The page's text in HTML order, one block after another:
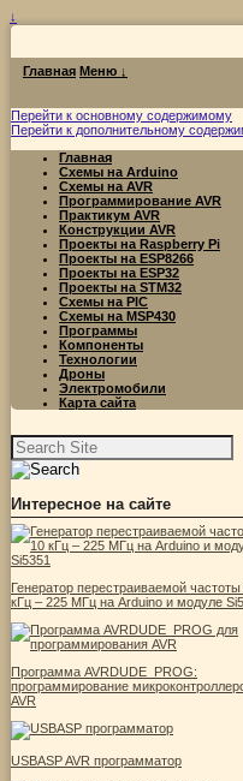
↓
Главная Меню ↓
Перейти к основному содержимому
Перейти к дополнительному
Главная
Схемы на Arduino
Схемы на AVR
Программирование AVR
Практикум AVR
Конструкции AVR
Проекты на Raspberry Pi
Проекты на ESP8266
Проекты на ESP32
Проекты на STM32
Схемы на PIC
Схемы на MSP430
Программы
Компоненты
Технологии
Дроны
Электромобили
Карта сайта
Найти:
Интересное на сайте
Генератор перестраиваемой частоты
кГц – 225 МГц на Arduino и модуле
Программа AVRDUDE_PROG:
программирование
AVR
USBASP AVR программатор